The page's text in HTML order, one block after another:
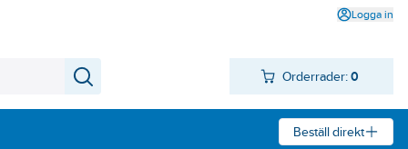
Logga in
Orderrader: 0
Beställ direkt